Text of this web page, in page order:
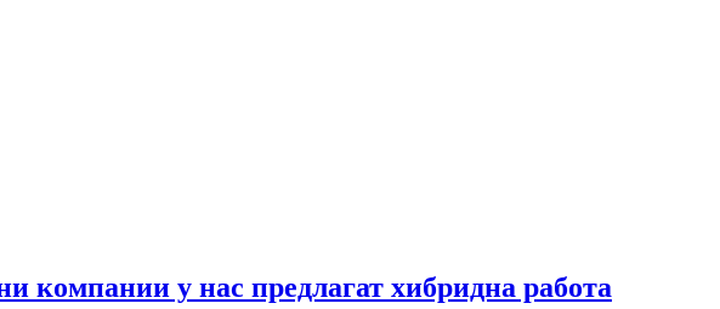
компании у нас предлагат хибридна работа